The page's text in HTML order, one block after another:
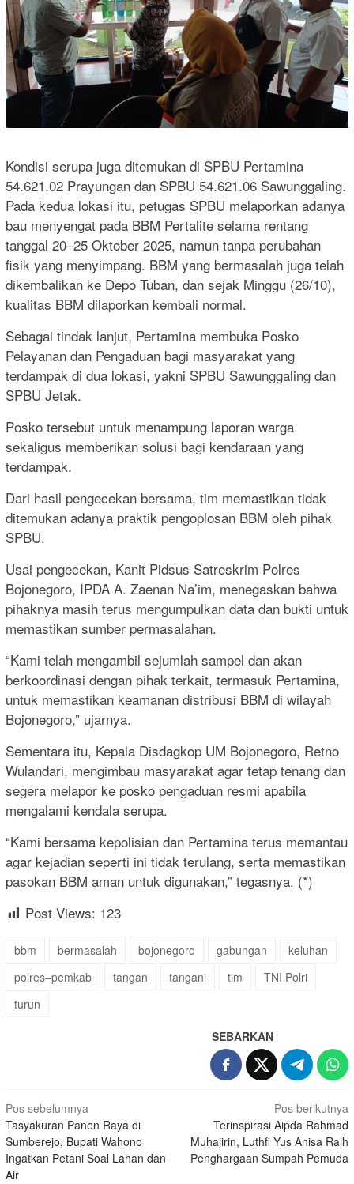
Kondisi serupa juga ditemukan di SPBU Pertamina
54.621.02 Prayungan dan SPBU 54.621.06 Sawunggaling.
Pada kedua lokasi itu, petugas SPBU melaporkan adanya
bau menyengat pada BBM Pertalite selama rentang
tanggal 20–25 Oktober 2025, namun tanpa perubahan
fisik yang menyimpang. BBM yang bermasalah juga telah
dikembalikan ke Depo Tuban, dan sejak Minggu (26/10),
kualitas BBM dilaporkan kembali normal.
Sebagai tindak lanjut, Pertamina membuka Posko
Pelayanan dan Pengaduan bagi masyarakat yang
terdampak di dua lokasi, yakni SPBU Sawunggaling dan
SPBU Jetak.
Posko tersebut untuk menampung laporan warga
sekaligus memberikan solusi bagi kendaraan yang
terdampak.
Dari hasil pengecekan bersama, tim memastikan tidak
ditemukan adanya praktik pengoplosan BBM oleh pihak
SPBU.
Usai pengecekan, Kanit Pidsus Satreskrim Polres
Bojonegoro, IPDA A. Zaenan Na’im, menegaskan bahwa
pihaknya masih terus mengumpulkan data dan bukti untuk
memastikan sumber permasalahan.
“Kami telah mengambil sejumlah sampel dan akan
berkoordinasi dengan pihak terkait, termasuk Pertamina,
untuk memastikan keamanan distribusi BBM di wilayah
Bojonegoro,” ujarnya.
Sementara itu, Kepala Disdagkop UM Bojonegoro, Retno
Wulandari, mengimbau masyarakat agar tetap tenang dan
segera melapor ke posko pengaduan resmi apabila
mengalami kendala serupa.
“Kami bersama kepolisian dan Pertamina terus memantau
agar kejadian seperti ini tidak terulang, serta memastikan
pasokan BBM aman untuk digunakan,” tegasnya. (*)
Post Views: 123
bbm bermasalah bojonegoro gabungan
keluhan
polres–pemkab
tangan tangani tim
TNI Polri
turun
SEBARKAN
Navigasi
pos
Pos sebelumnya
Tasyakuran Panen Raya di
Sumberejo, Bupati Wahono
Ingatkan Petani Soal Lahan dan
Air
Pos berikutnya
Terinspirasi Aipda Rahmad
Muhajirin, Luthfi Yus Anisa Raih
Penghargaan Sumpah Pemuda